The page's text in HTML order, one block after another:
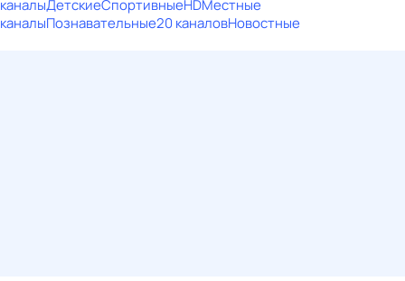
каналыДетскиеСпортивныеHDМестные
каналыПознавательные20 каналовНовостные